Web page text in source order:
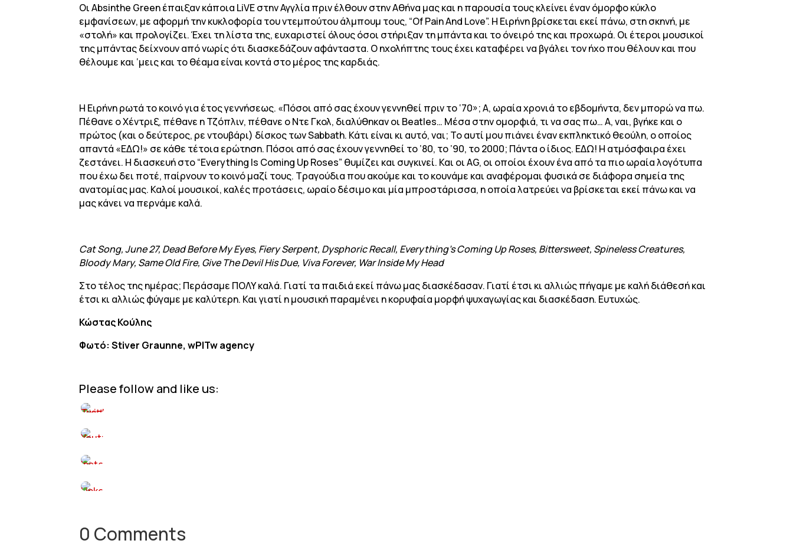
Οι Absinthe Green έπαιξαν κάποια LiVE στην Αγγλία πριν έλθουν στην Αθήνα μας και η παρουσία τους κλείνει έναν όμορφο κύκλο
εμφανίσεων, με αφορμή την κυκλοφορία του ντεμπούτου άλμπουμ τους, “Of Pain And Love”. Η Ειρήνη βρίσκεται εκεί πάνω, στη σκηνή, με
«στολή» και προλογίζει. Έχει τη λίστα της, ευχαριστεί όλους όσοι στήριξαν τη μπάντα και το όνειρό της και προχωρά. Οι έτεροι μουσικοί
της μπάντας δείχνουν από νωρίς ότι διασκεδάζουν αφάνταστα. Ο ηχολήπτης τους έχει καταφέρει να βγάλει τον ήχο που θέλουν και που
θέλουμε και ‘μεις και το θέαμα είναι κοντά στο μέρος της καρδιάς.
Η Ειρήνη ρωτά το κοινό για έτος γεννήσεως. «Πόσοι από σας έχουν γεννηθεί πριν το ‘70»; Α, ωραία χρονιά το εβδομήντα, δεν μπορώ να πω.
Πέθανε ο Χέντριξ, πέθανε η Τζόπλιν, πέθανε ο Ντε Γκολ, διαλύθηκαν οι Beatles… Μέσα στην ομορφιά, τι να σας πω… Α, ναι, βγήκε και ο
πρώτος (και ο δεύτερος, ρε ντουβάρι) δίσκος των Sabbath. Κάτι είναι κι αυτό, ναι; Το αυτί μου πιάνει έναν εκπληκτικό θεούλη, ο οποίος
απαντά «ΕΔΩ!» σε κάθε τέτοια ερώτηση. Πόσοι από σας έχουν γεννηθεί το ’80, το ’90, το 2000; Πάντα ο ίδιος. ΕΔΩ! Η ατμόσφαιρα έχει
ζεστάνει. Η διασκευή στο “Everything Is Coming Up Roses” θυμίζει και συγκινεί. Και οι AG, οι οποίοι έχουν ένα από τα πιο ωραία λογότυπα
που έχω δει ποτέ, παίρνουν το κοινό μαζί τους. Τραγούδια που ακούμε και το κουνάμε και αναφέρομαι φυσικά σε διάφορα σημεία της
ανατομίας μας. Καλοί μουσικοί, καλές προτάσεις, ωραίο δέσιμο και μία μπροστάρισσα, η οποία λατρεύει να βρίσκεται εκεί πάνω και να
μας κάνει να περνάμε καλά.
Cat Song, June 27, Dead Before My Eyes, Fiery Serpent, Dysphoric Recall, Everything’s Coming Up Roses, Bittersweet, Spineless Creatures,
Bloody Mary, Same Old Fire, Give The Devil His Due, Viva Forever, War Inside My Head
Στο τέλος της ημέρας; Περάσαμε ΠΟΛΥ καλά. Γιατί τα παιδιά εκεί πάνω μας διασκέδασαν. Γιατί έτσι κι αλλιώς πήγαμε με καλή διάθεσή και
έτσι κι αλλιώς φύγαμε με καλύτερη. Και γιατί η μουσική παραμένει η κορυφαία μορφή ψυχαγωγίας και διασκέδαση. Ευτυχώς.
Κώστας Κούλης
Φωτό: Stiver Graunne, wPITw agency
Please follow and like us:
0 Comments